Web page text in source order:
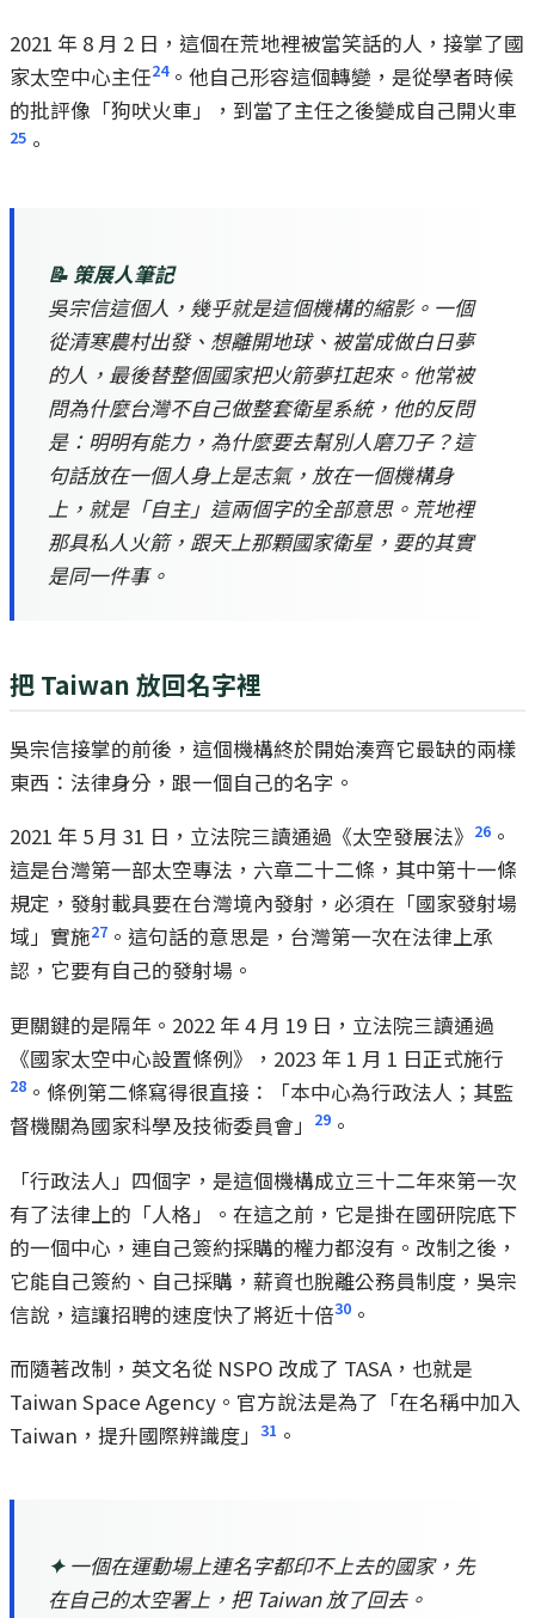
2021 年 8 月 2 日，這個在荒地裡被當笑話的人，接掌了國
家太空中心主任24。他自己形容這個轉變，是從學者時候
的批評像「狗吠火車」，到當了主任之後變成自己開火車
25 。
📝 策展人筆記
吳宗信這個人，幾乎就是這個機構的縮影。一個
從清寒農村出發、想離開地球、被當成做白日夢
的人，最後替整個國家把火箭夢扛起來。他常被
問為什麼台灣不自己做整套衛星系統，他的反問
是：明明有能力，為什麼要去幫別人磨刀子？這
句話放在一個人身上是志氣，放在一個機構身
上，就是「自主」這兩個字的全部意思。荒地裡
那具私人火箭，跟天上那顆國家衛星，要的其實
是同一件事。
把 Taiwan 放回名字裡
吳宗信接掌的前後，這個機構終於開始湊齊它最缺的兩樣
東西：法律身分，跟一個自己的名字。
2021 年 5 月 31 日，立法院三讀通過《太空發展法》 26 。
這是台灣第一部太空專法，六章二十二條，其中第十一條
規定，發射載具要在台灣境內發射，必須在「國家發射場
域」實施27 。這句話的意思是，台灣第一次在法律上承
認，它要有自己的發射場。
更關鍵的是隔年。2022 年 4 月 19 日，立法院三讀通過
《國家太空中心設置條例》，2023 年 1 月 1 日正式施行
28 。條例第二條寫得很直接：「本中心為行政法人；其監
督機關為國家科學及技術委員會」
29 。
「行政法人」四個字，是這個機構成立三十二年來第一次
有了法律上的「人格」。在這之前，它是掛在國研院底下
的一個中心，連自己簽約採購的權力都沒有。改制之後，
它能自己簽約、自己採購，薪資也脫離公務員制度，吳宗
信說，這讓招聘的速度快了將近十倍30 。
而隨著改制，英文名從 NSPO 改成了 TASA，也就是
Taiwan Space Agency。官方說法是為了「在名稱中加入
Taiwan，提升國際辨識度」 31 。
✦一個在運動場上連名字都印不上去的國家，先
在自己的太空署上，把 Taiwan 放了回去。